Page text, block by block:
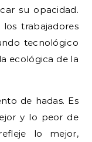
su opacidad.
trabajadores
tecnológico
ecológica de la
de hadas. Es
y lo peor de
lo mejor,